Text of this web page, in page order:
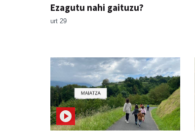
Ezagutu nahi gaituzu?
urt 29